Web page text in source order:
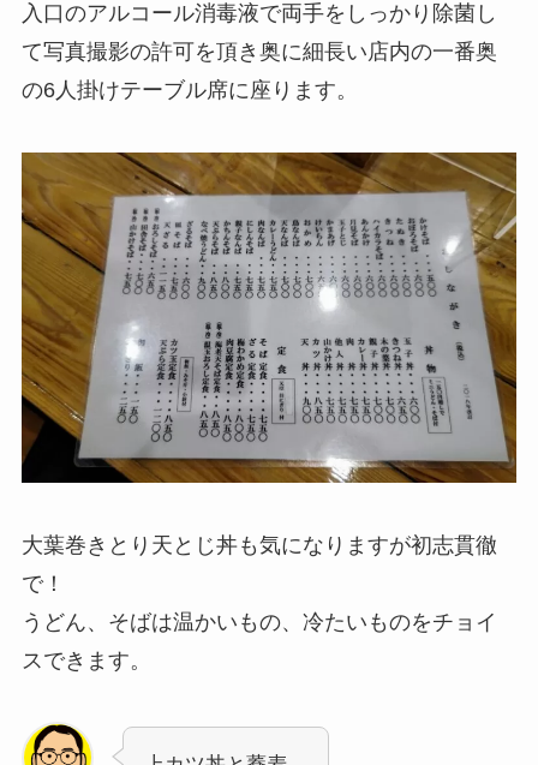
入口のアルコール消毒液で両手をしっかり除菌し
て写真撮影の許可を頂き奥に細長い店内の一番奥
の6人掛けテーブル席に座ります。
大葉巻きとり天とじ丼も気になりますが初志貫徹
で！
うどん、そばは温かいもの、冷たいものをチョイ
スできます。